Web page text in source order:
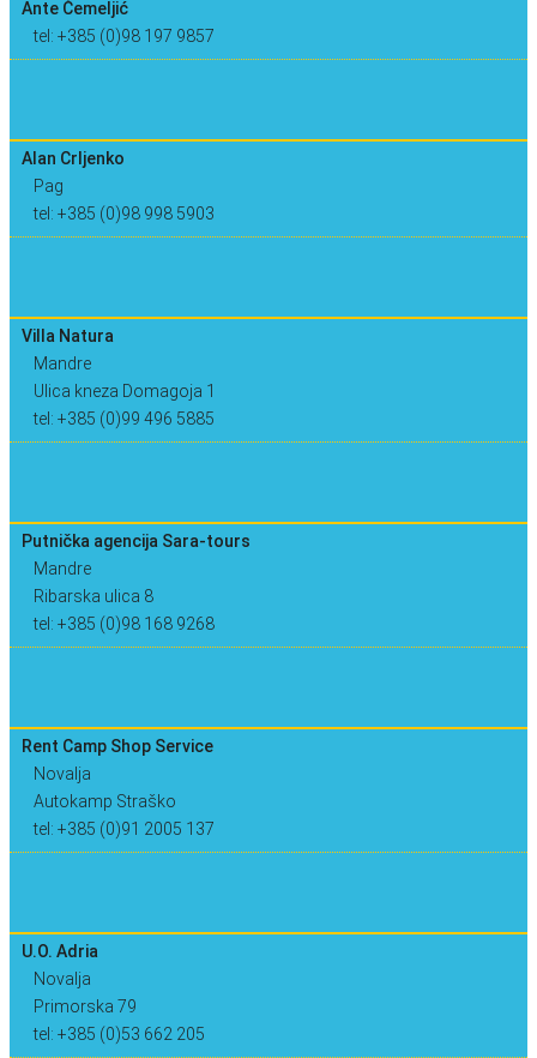
Ante Čemeljić
tel: +385 (0)98 197 9857
Alan Crljenko
Pag
tel: +385 (0)98 998 5903
Villa Natura
Mandre
Ulica kneza Domagoja 1
tel: +385 (0)99 496 5885
Putnička agencija Sara-tours
Mandre
Ribarska ulica 8
tel: +385 (0)98 168 9268
Rent Camp Shop Service
Novalja
Autokamp Straško
tel: +385 (0)91 2005 137
U.O. Adria
Novalja
Primorska 79
tel: +385 (0)53 662 205